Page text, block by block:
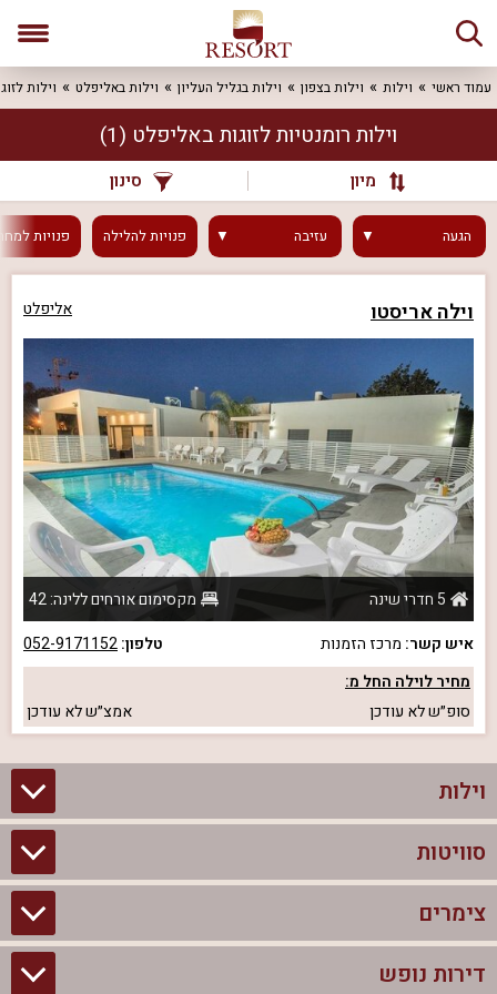
עמוד ראשי וילות וילות בצפון וילות בגליל העליון וילות באליפלט וילות
וילות רומנטיות לזוגות באליפלט (1)
מיון סינון
הגעה עזיבה פנויותלהלילה פנויות
וילה אריסטו אליפלט
5 חדרי שינה
מקסימום אורחים ללינה: 42
איש קשר: מרכז הזמנות טלפון:052-9171152
מחיר לוילה החל מ:
סופ״שלא עודכן אמצ״שלא עודכן
וילות
וילות בצפון
וילות להשכרה
סוויטות
סוויטות בצפון
צימרים לזוגות עם בריכה פרטית
צימרים
צימרים בצפון
דירות נופש